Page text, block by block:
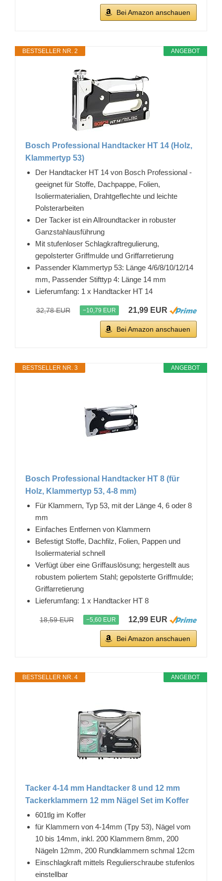
Bei Amazon anschauen
ANGEBOT
BESTSELLER NR. 2
Bosch Professional Handtacker HT 14 (Holz,
Klammertyp 53)
Der Handtacker HT 14 von Bosch Professional -
geeignet für Stoffe, Dachpappe, Folien,
Isoliermaterialien, Drahtgeflechte und leichte
Polsterarbeiten
Der Tacker ist ein Allroundtacker in robuster
Ganzstahlausführung
Mit stufenloser Schlagkraftregulierung,
gepolsterter Griffmulde und Griffarretierung
Passender Klammertyp 53: Länge 4/6/8/10/12/14
mm, Passender Stifttyp 4: Länge 14 mm
Lieferumfang: 1 x Handtacker HT 14
32,78 EUR −10,79 EUR 21,99 EUR
Bei Amazon anschauen
ANGEBOT
BESTSELLER NR. 3
Bosch Professional Handtacker HT 8 (für
Holz, Klammertyp 53, 4-8 mm)
Für Klammern, Typ 53, mit der Länge 4, 6 oder 8
mm
Einfaches Entfernen von Klammern
Befestigt Stoffe, Dachfilz, Folien, Pappen und
Isoliermaterial schnell
Verfügt über eine Griffauslösung; hergestellt aus
robustem poliertem Stahl; gepolsterte Griffmulde;
Griffarretierung
Lieferumfang: 1 x Handtacker HT 8
18,59 EUR −5,60 EUR 12,99 EUR
Bei Amazon anschauen
ANGEBOT
BESTSELLER NR. 4
Tacker 4-14 mm Handtacker 8 und 12 mm
Tackerklammern 12 mm Nägel Set im Koffer
601tlg im Koffer
für Klammern von 4-14mm (Tpy 53), Nägel vom
10 bis 14mm, inkl. 200 Klammern 8mm, 200
Nägeln 12mm, 200 Rundklammern schmal 12cm
Einschlagkraft mittels Regulierschraube stufenlos
einstellbar